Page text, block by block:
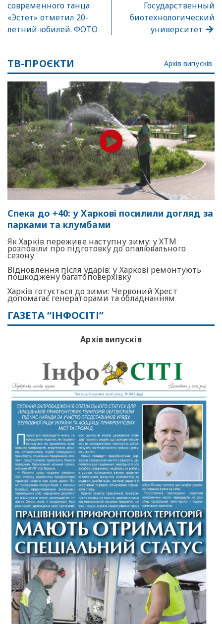
современного танца
«Эстет» отметил 20-
летний юбилей. ФОТО
Государственный
биотехнологический
университет
ТВ-ПРОЄКТИ Архів випусків
Спека до +40: у Харкові посилили догляд за
парками та клумбами
Як Харків переживе наступну зиму: у ХТМ
розповіли про підготовку до опалювального
сезону
Відновлення після ударів: у Харкові ремонтують
пошкоджену багатоповерхівку
Харків готується до зими: Червоний Хрест
допомагає генераторами та обладнанням
ГАЗЕТА “ІНФОСІТІ”
Архів випусків